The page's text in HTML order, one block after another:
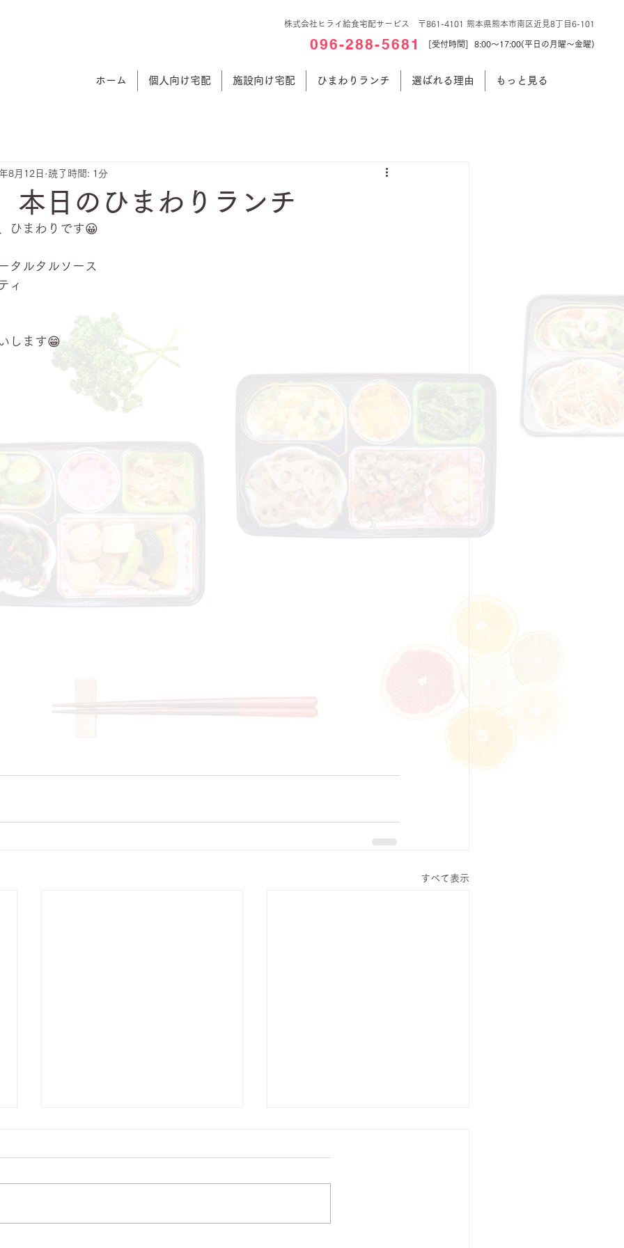
株式会社ヒライ給食宅配サービス 〒861-4101 熊本県熊本市南区近見8丁目6-101
096-288-5681 [受付時間] 8:00～17:00(平日の月曜～金曜)
ホーム 個人向け宅配 施設向け宅配 ひまわりランチ 選ばれる理由 もっと見る
日のひまわりランチ
8月12日 読了時間: 1分
ひまわりです😀
タルタルソース
ィ
します😁
すべて表示